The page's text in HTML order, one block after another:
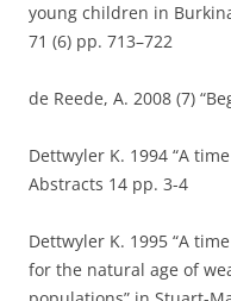
young children in
71 (6) pp. 713–722
de Reede, A. 2008 (7)
Dettwyler K. 1994 “A
Abstracts 14 pp. 3-4
Dettwyler K. 1995 “A
for the natural age of